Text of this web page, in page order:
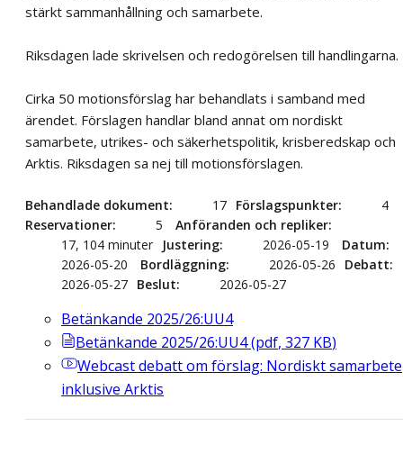
stärkt sammanhållning och samarbete.
Riksdagen lade skrivelsen och redogörelsen till handlingarna.
Cirka 50 motionsförslag har behandlats i samband med
ärendet. Förslagen handlar bland annat om nordiskt
samarbete, utrikes- och säkerhetspolitik, krisberedskap och
Arktis. Riksdagen sa nej till motionsförslagen.
Behandlade dokument 17 Förslagspunkter
4
Reservationer
5
Anföranden och repliker
17, 104 minuter
Justering 2026-05-19
Datum
2026-05-20
Bordläggning 2026-05-26
Debatt
2026-05-27 Beslut 2026-05-27
Betänkande 2025/26:UU4
Betänkande 2025/26:UU4(pdf, 327 KB)
Webcastdebatt om förslag: Nordiskt samarbete
inklusive Arktis